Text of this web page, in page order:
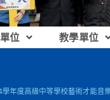
位 教學單位
學年度高級中等學校藝術才能